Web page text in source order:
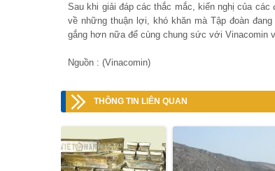
Sau khi giải đáp các thắc mắc, kiến nghị của
về những thuận lợi, khó khăn mà Tập đoàn
gắng hơn nữa để cùng chung sức với Vinacomin
Nguồn : (Vinacomin)
THÔNG TIN LIÊN QUAN